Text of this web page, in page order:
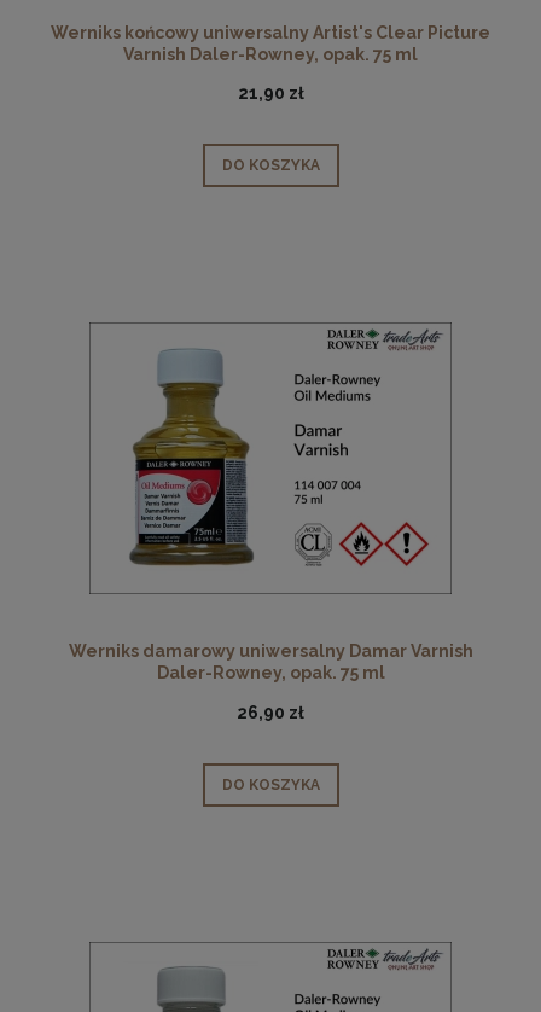
Werniks końcowy uniwersalny Artist's Clear Picture
Varnish Daler-Rowney, opak. 75 ml
21,90 zł
DO KOSZYKA
Werniks damarowy uniwersalny Damar Varnish
Daler-Rowney, opak. 75 ml
26,90 zł
DO KOSZYKA